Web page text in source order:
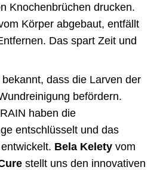
Knochenbrüchen drucken.
Körper abgebaut, entfällt
Das spart Zeit und
dass die Larven der
befördern.
haben die
entschlüsselt und das
Bela Keletyvom
stellt uns den innovativen